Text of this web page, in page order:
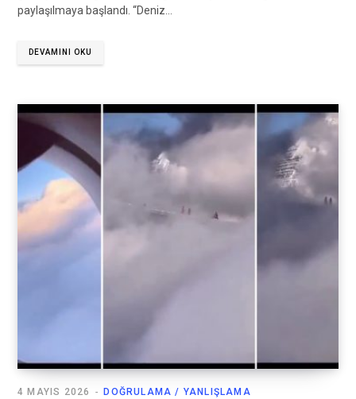
paylaşılmaya başlandı. “Deniz…
DEVAMINI OKU
DOĞRULAMA / YANLIŞLAMA
4 MAYIS 2026